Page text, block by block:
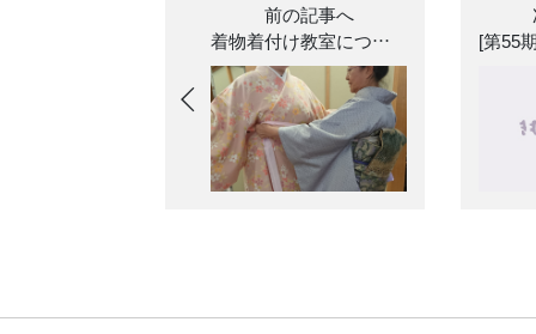
前の記事へ
着物着付け教室について